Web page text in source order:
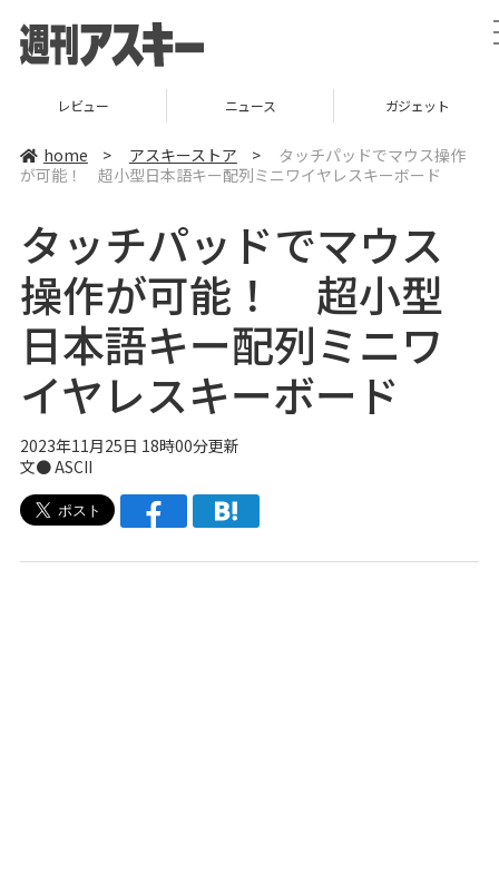
レビュー ニュース ガジェット
home > アスキーストア >
タッチパッドでマウス操作
が可能！ 超小型日本語キー配列ミニワイヤレスキーボード
タッチパッドでマウス
操作が可能！ 超小型
日本語キー配列ミニワ
イヤレスキーボード
2023年11月25日 18時00分更新
文● ASCII